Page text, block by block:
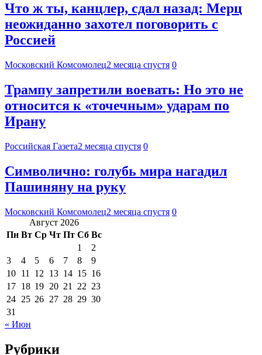
Что ж ты, канцлер, сдал назад: Мерц
неожиданно захотел поговорить с
Россией
Московский Комсомолец2 месяца спустя 0
Трампу запретили воевать: Но это не
относится к «точечным» ударам по
Ирану
Российская Газета2 месяца спустя 0
Символично: голубь мира нагадил
Пашиняну на руку
Московский Комсомолец2 месяца спустя 0
Август 2026
Пн Вт Ср Чт Пт Сб Вс
1
2
3
4 5 6 7 8
9
10 11 12 13 14 15 16
17 18 19 20 21 22 23
24 25 26 27 28 29 30
31
« Июн
Рубрики